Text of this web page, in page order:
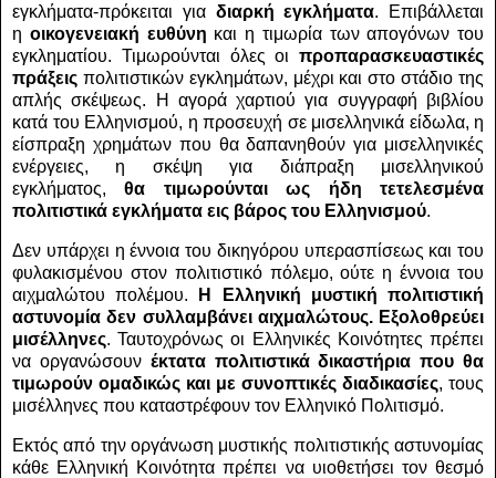
εγκλήματα-πρόκειται για διαρκή εγκλήματα. Επιβάλλεται
η οικογενειακή ευθύνη και η τιμωρία των απογόνων του
εγκληματίου. Τιμωρούνται όλες οι προπαρασκευαστικές
πράξεις πολιτιστικών εγκλημάτων, μέχρι και στο στάδιο της
απλής σκέψεως. Η αγορά χαρτιού για συγγραφή βιβλίου
κατά του Ελληνισμού, η προσευχή σε μισελληνικά είδωλα, η
είσπραξη χρημάτων που θα δαπανηθούν για μισελληνικές
ενέργειες, η σκέψη για διάπραξη μισελληνικού
εγκλήματος,θα
τιμωρούνται ως ήδη τετελεσμένα
πολιτιστικά εγκλήματα εις βάρος του Ελληνισμού.
Δεν υπάρχει η έννοια του δικηγόρου υπερασπίσεως και του
φυλακισμένου στον πολιτιστικό πόλεμο, ούτε η έννοια του
αιχμαλώτου πολέμου.
Η Ελληνική μυστική πολιτιστική
αστυνομία δεν συλλαμβάνει αιχμαλώτους. Εξολοθρεύει
μισέλληνες. Ταυτοχρόνως οι Ελληνικές Κοινότητες πρέπει
να οργανώσουν έκτατα πολιτιστικά δικαστήρια που θα
τιμωρούν ομαδικώς και με συνοπτικές διαδικασίες, τους
μισέλληνες που καταστρέφουν τον Ελληνικό Πολιτισμό.
Εκτός από την οργάνωση μυστικής πολιτιστικής αστυνομίας
κάθε Ελληνική Κοινότητα πρέπει να υιοθετήσει τον θεσμό